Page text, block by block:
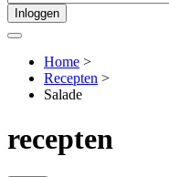
Inloggen
Home >
Recepten >
Salade
recepten